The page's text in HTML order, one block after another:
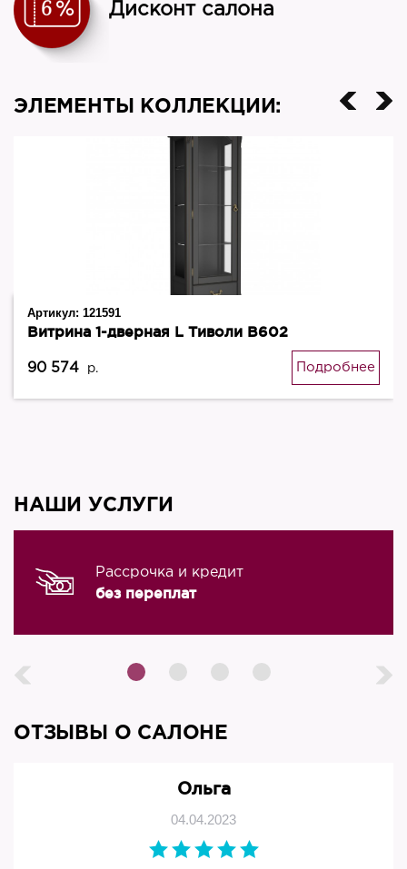
Дисконт салона
ЭЛЕМЕНТЫ КОЛЛЕКЦИИ:
Артикул: 121591
Витрина 1-дверная L Тиволи В602
90 574 р. Подробнее
НАШИ УСЛУГИ
Рассрочка и кредит
без переплат
ОТЗЫВЫ О САЛОНЕ
Ольга
04.04.2023